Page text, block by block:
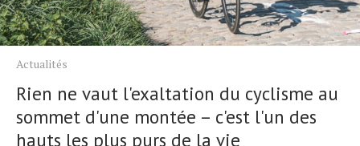
Actualités
Rien ne vaut l'exaltation du cyclisme au
sommet d'une montée – c'est l'un des
hauts les plus purs de la vie